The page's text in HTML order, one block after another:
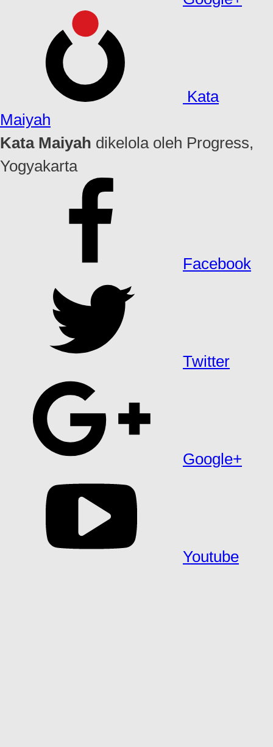
Kata
Maiyah
Kata Maiyah dikelola oleh Progress,
Yogyakarta
Facebook
Twitter
Google+
Youtube